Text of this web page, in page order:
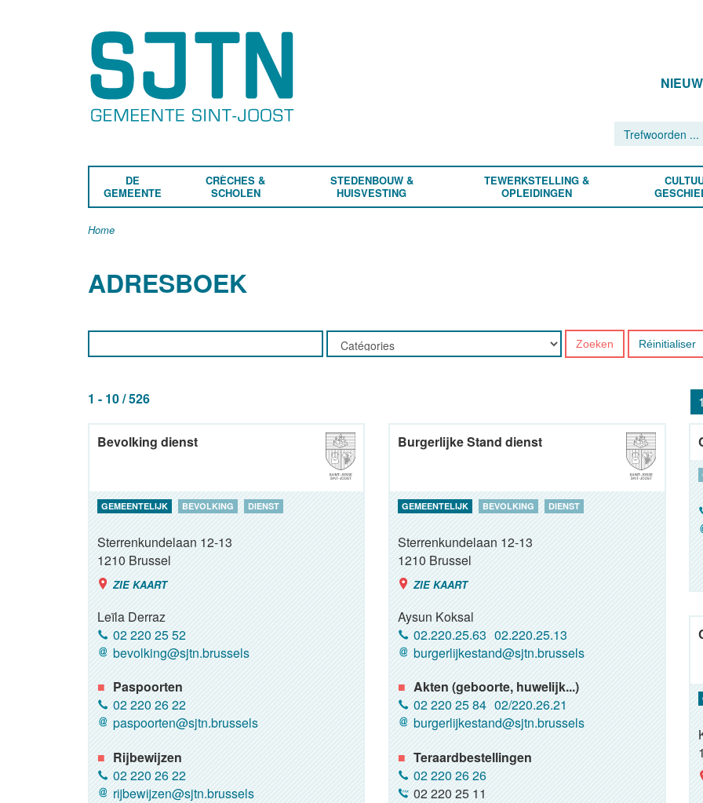
DE
GEMEENTE
CRÈCHES &
SCHOLEN
STEDENBOUW &
HUISVESTING
TEWERKSTELLING &
OPLEIDINGEN
Home
ADRESBOEK
Zoeken Réinitialiser
1 - 10 / 526 1
Bevolking dienst
GEMEENTELIJK BEVOLKING DIENST
Sterrenkundelaan 12-13
1210Brussel
ZIE KAART
Leïla Derraz
02 220 25 52
bevolking@sjtn.brussels
Paspoorten
02 220 26 22
paspoorten@sjtn.brussels
Rijbewijzen
02 220 26 22
rijbewijzen@sjtn.brussels
Burgerlijke Stand dienst
GEMEENTELIJK BEVOLKING DIENST
Sterrenkundelaan 12-13
1210Brussel
ZIE KAART
Aysun Koksal
02.220.25.63 02.220.25.13
burgerlijkestand@sjtn.brussels
Akten (geboorte, huwelijk...)
02 220 25 84 02/220.26.21
burgerlijkestand@sjtn.brussels
Teraardbestellingen
02 220 26 26
02 220 25 11